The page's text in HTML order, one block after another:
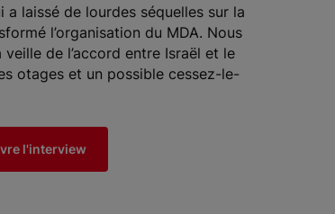
laissé de lourdes séquelles sur la
l’organisation du MDA. Nous
de l’accord entre Israël et le
otages et un possible cessez-le-
l'interview